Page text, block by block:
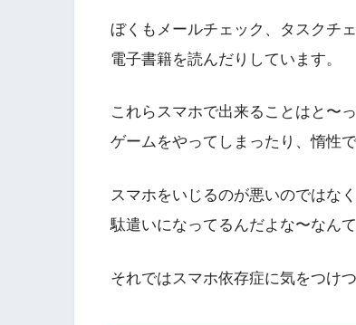
ぼくもメールチェック、タスクチ
電子書籍を読んだりしています。
これらスマホで出来ることはと〜
ゲームをやってしまったり、惰性
スマホをいじるのが悪いのではな
駄遣いになってるんだよな〜なん
それではスマホ依存症に気をつけ